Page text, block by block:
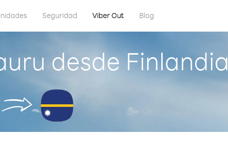
Seguridad Viber Out Blog
desde Finlandia